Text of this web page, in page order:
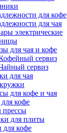
для кофе
для чая
электрические
для чая и кофе
сервиз
сервиз
для чая
для кофе и чая
кофе
прессы
для плиты
кофе